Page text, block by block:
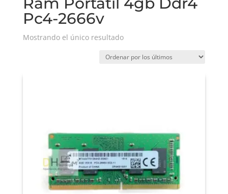
Pc4-2666v
Mostrando el único resultado